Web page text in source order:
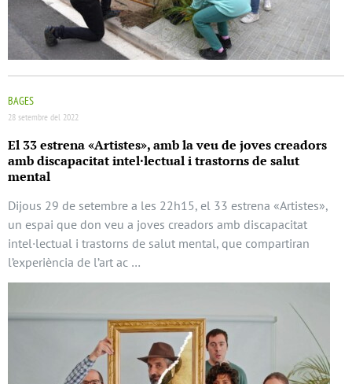
BAGES
28 setembre del 2022
El 33 estrena «Artistes», amb la veu de joves creadors
amb discapacitat intel·lectual i trastorns de salut
mental
Dijous 29 de setembre a les 22h15, el 33 estrena «Artistes»,
un espai que don veu a joves creadors amb discapacitat
intel·lectual i trastorns de salut mental, que compartiran
l’experiència de l’art ac …